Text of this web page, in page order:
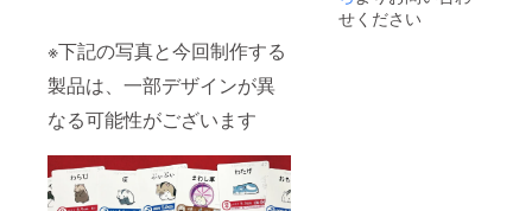
※下記の写真と今回制作する
製品は、一部デザインが異
なる可能性がございます
せください